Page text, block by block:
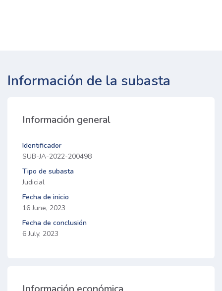
Información de la subasta
Información general
Identificador
SUB-JA-2022-200498
Tipo de subasta
Judicial
Fecha de inicio
16 June, 2023
Fecha de conclusión
6 July, 2023